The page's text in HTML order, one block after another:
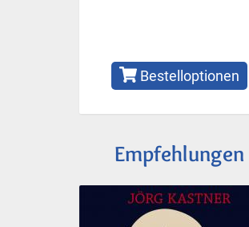
Bestelloptionen
Empfehlungen